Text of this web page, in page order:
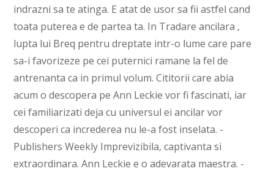
indrazni sa te atinga. E atat de usor sa fii astfel cand
toata puterea e de partea ta. In Tradare ancilara ,
lupta lui Breq pentru dreptate intr-o lume care pare
sa-i favorizeze pe cei puternici ramane la fel de
antrenanta ca in primul volum. Cititorii care abia
acum o descopera pe Ann Leckie vor fi fascinati, iar
cei familiarizati deja cu universul ei ancilar vor
descoperi ca increderea nu le-a fost inselata. -
Publishers Weekly Imprevizibila, captivanta si
extraordinara. Ann Leckie e o adevarata maestra. -